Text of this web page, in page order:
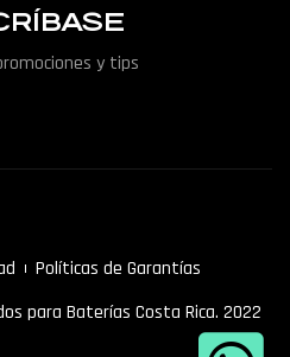
y tips
Políticas de Garantías
para Baterías Costa Rica. 2022